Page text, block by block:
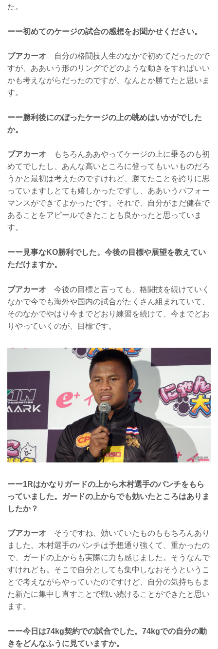
た。
ーー初めてのケージの試合の感想をお聞かせください。
ブアカーオ 自分の格闘技人生のなかで初めてだったので
すが、ああいう形のリングでどのような動きをすればいい
かも考えながらだったのですが、なんとか勝てたと思いま
す。
ーー勝利後にのぼったケージの上の眺めはいかがでした
か。
ブアカーオ もちろんああやってケージの上に乗るのも初
めてでしたし、あんな高いところに登ってもいいものだろ
うかと最初は考えたのですけれど、勝てたことを誇りに思
っていますしとても嬉しかったですし、ああいうパフォー
マンスができてよかったです。それで、自分がまだ健在で
あることをアピールできたことも良かったと思っていま
す。
ーー見事なKO勝利でした。今後の目標や展望を教えてい
ただけますか。
ブアカーオ 今後の目標と言っても、格闘技を続けていく
なかで今でも海外や国内の試合がたくさん組まれていて、
そのなかでやはり今までどおり練習を続けて、今までどお
りやっていくのが、目標です。
ーー1Rはかなりガードの上から木村選手のパンチをもら
っていました。ガードの上からでも効いたところはありま
したか？
ブアカーオ そうですね、効いていたものももちろんあり
ました。木村選手のパンチは予想通り強くて、重かったの
で、ガードの上からも実際に力も感じました。そうなんで
すけれども。そこで自分としても集中しなおそうというこ
とで考えながらやっていたのですけど、自分の気持ちもま
た新たに集中し直すことで戦い続けることができたと思い
ます。
ーー今日は74kg契約での試合でした。74kgでの自分の動
きをどんなふうに見ていますか。